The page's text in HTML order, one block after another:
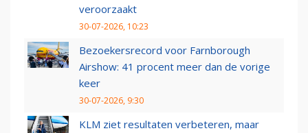
veroorzaakt
30-07-2026, 10:23
Bezoekersrecord voor Farnborough
Airshow: 41 procent meer dan de vorige
keer
30-07-2026, 9:30
KLM ziet resultaten verbeteren, maar